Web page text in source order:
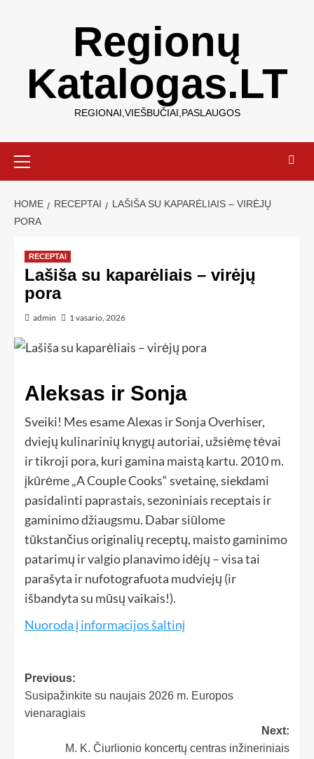
Regionų
Katalogas.LT
REGIONAI,VIEŠBUČIAI,PASLAUGOS
HOME RECEPTAI
LAŠIŠA SU KAPARĖLIAIS – VIRĖJŲ
PORA
RECEPTAI
Lašiša su kaparėliais – virėjų
pora
admin 1 vasario, 2026
Aleksas ir Sonja
Sveiki! Mes esame Alexas ir Sonja Overhiser,
dviejų kulinarinių knygų autoriai, užsiėmę tėvai
ir tikroji pora, kuri gamina maistą kartu. 2010 m.
įkūrėme „A Couple Cooks“ svetainę, siekdami
pasidalinti paprastais, sezoniniais receptais ir
gaminimo džiaugsmu. Dabar siūlome
tūkstančius originalių receptų, maisto gaminimo
patarimų ir valgio planavimo idėjų – visa tai
parašyta ir nufotografuota mudviejų (ir
išbandyta su mūsų vaikais!).
Nuoroda į informacijos šaltinį
Previous:
Susipažinkite su naujais 2026 m. Europos
vienaragiais
Next:
M. K. Čiurlionio koncertų centras inžineriniais